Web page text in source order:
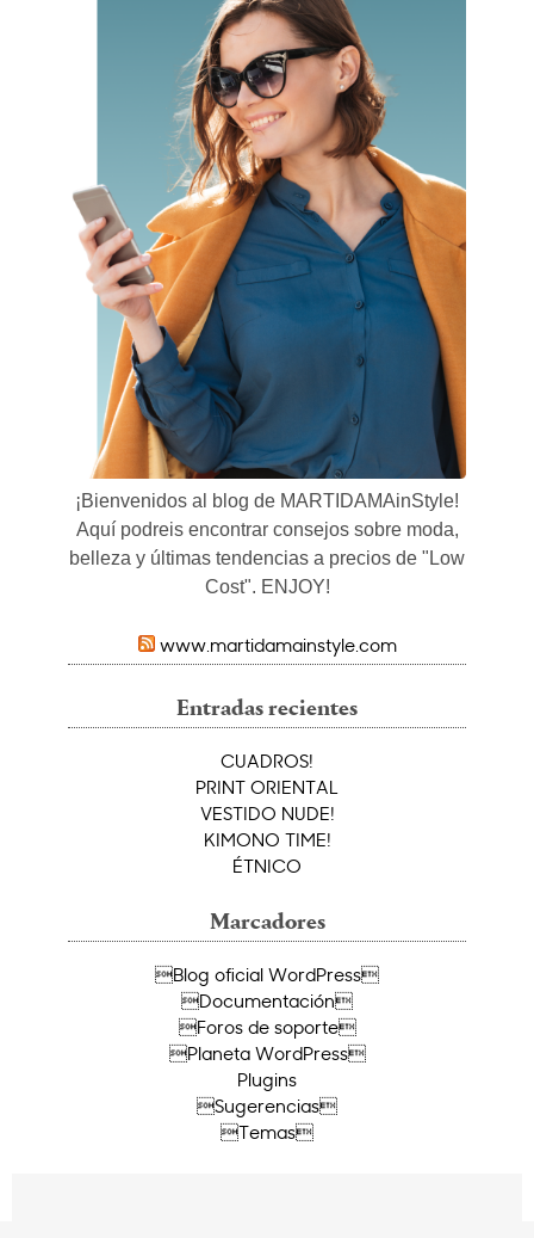
¡Bienvenidos al blog de MARTIDAMAinStyle!
Aquí podreis encontrar consejos sobre moda,
belleza y últimas tendencias a precios de "Low
Cost". ENJOY!
www.martidamainstyle.com
Entradas recientes
CUADROS!
PRINT ORIENTAL
VESTIDO NUDE!
KIMONO TIME!
ÉTNICO
Marcadores
Blog oficial WordPress
Documentación
Foros de soporte
Planeta WordPress
Plugins
Sugerencias
Temas